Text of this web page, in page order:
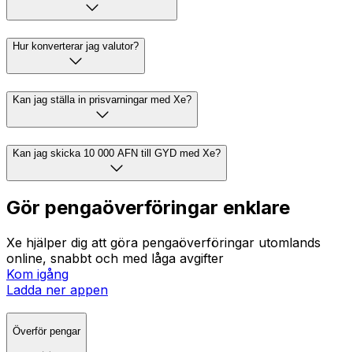
Hur konverterar jag valutor?
Kan jag ställa in prisvarningar med Xe?
Kan jag skicka 10 000 AFN till GYD med Xe?
Gör pengaöverföringar enklare
Xe hjälper dig att göra pengaöverföringar utomlands
online, snabbt och med låga avgifter
Kom igång
Ladda ner appen
Överför pengar